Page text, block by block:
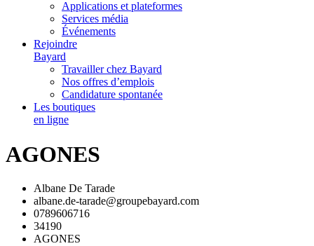
Applications et plateformes
Services média
Événements
Rejoindre
Bayard
Travailler chez Bayard
Nos offres d’emplois
Candidature spontanée
Les boutiques
en ligne
AGONES
Albane De Tarade
albane.de-tarade@groupebayard.com
0789606716
34190
AGONES